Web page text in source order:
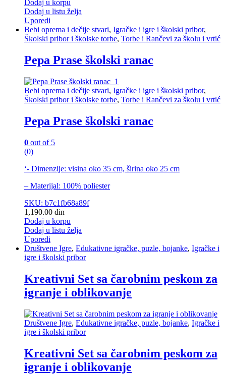
Dodaj u korpu
Dodaj u listu želja
Uporedi
Bebi oprema i dečije stvari, Igračke i igre i školski pribor,
Školski pribor i školske torbe, Torbe i Rančevi za školu i vrtić
Pepa Prase školski ranac
Bebi oprema i dečije stvari, Igračke i igre i školski pribor,
Školski pribor i školske torbe, Torbe i Rančevi za školu i vrtić
Pepa Prase školski ranac
0 out of 5
(0)
‘- Dimenzije: visina oko 35 cm, širina oko 25 cm
– Materijal: 100% poliester
SKU: b7c1fb68a89f
1,190.00 din
Dodaj u korpu
Dodaj u listu želja
Uporedi
Društvene Igre, Edukativne igračke, puzle, bojanke, Igračke i
igre i školski pribor
Kreativni Set sa čarobnim peskom za
igranje i oblikovanje
Društvene Igre, Edukativne igračke, puzle, bojanke, Igračke i
igre i školski pribor
Kreativni Set sa čarobnim peskom za
igranje i oblikovanje